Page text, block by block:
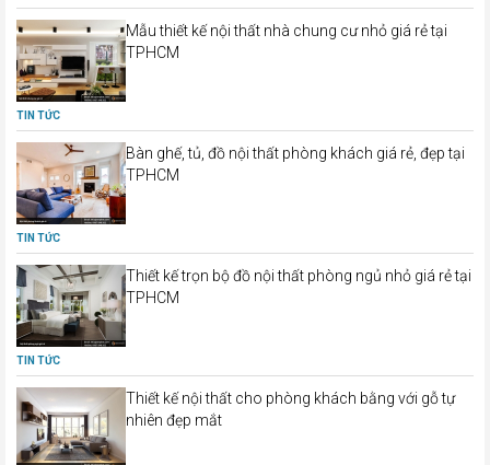
Mẫu thiết kế nội thất nhà chung cư nhỏ giá rẻ tại
TPHCM
TIN TỨC
Bàn ghế, tủ, đồ nội thất phòng khách giá rẻ, đẹp tại
TPHCM
TIN TỨC
Thiết kế trọn bộ đồ nội thất phòng ngủ nhỏ giá rẻ tại
TPHCM
TIN TỨC
Thiết kế nội thất cho phòng khách bằng với gỗ tự
nhiên đẹp mắt